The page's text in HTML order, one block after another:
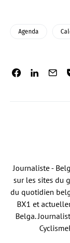
Agenda
Journaliste -
sur les sites du
du quotidien
BX1 et
Belga.